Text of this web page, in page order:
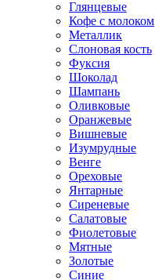
Глянцевые
Кофе с молоком
Металлик
Слоновая кость
Фуксия
Шоколад
Шампань
Оливковые
Оранжевые
Вишневые
Изумрудные
Венге
Ореховые
Янтарные
Сиреневые
Салатовые
Фиолетовые
Мятные
Золотые
Синие